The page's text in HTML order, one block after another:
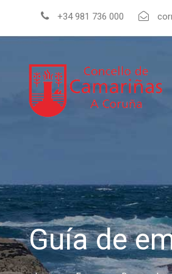
+34 981 736 000
Guía de